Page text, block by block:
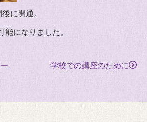
に開通。
能になりました。
学校での講座のために